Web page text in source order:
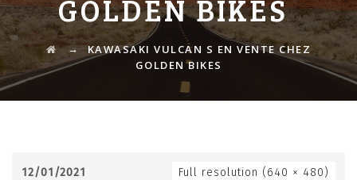
GOLDEN BIKES
→KAWASAKI VULCAN S EN VENTE CHEZ
GOLDEN BIKES
12/01/2021 Full resolution (640 × 480)